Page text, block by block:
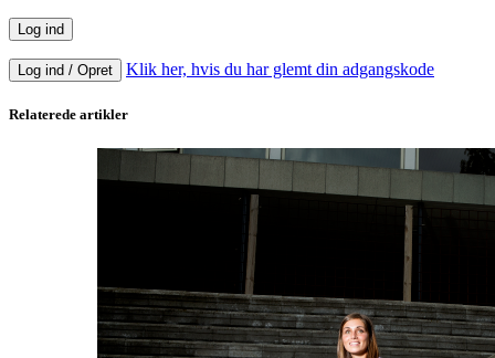
Log ind / Opret Klik her, hvis du har glemt din adgangskode
Relaterede artikler